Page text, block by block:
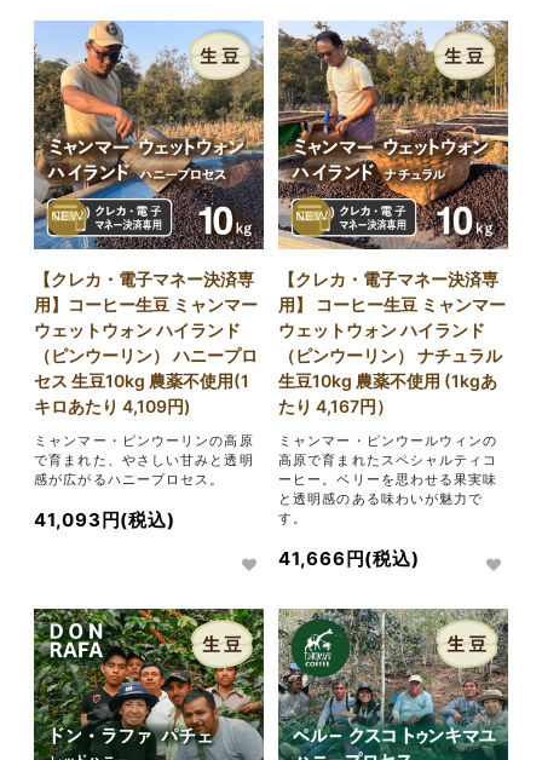
NEW
【クレカ・電子マネー決済専
用】コーヒー生豆 ミャンマー
ウェットウォン ハイランド
（ピンウーリン） ハニープロ
セス 生豆10kg 農薬不使用(1
キロあたり 4,109円)
ミャンマー・ピンウーリンの高原
で育まれた、やさしい甘みと透明
感が広がるハニープロセス。
41,093円(税込)
NEW
【クレカ・電子マネー決済専
用】 コーヒー生豆 ミャンマー
ウェットウォン ハイランド
（ピンウーリン） ナチュラル
生豆10kg 農薬不使用 (1kgあ
たり 4,167円）
ミャンマー・ピンウールウィンの
高原で育まれたスペシャルティコ
ーヒー。ベリーを思わせる果実味
と透明感のある味わいが魅力で
す。
41,666円(税込)